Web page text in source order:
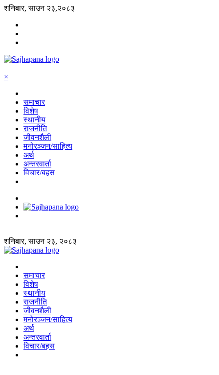
शनिबार, साउन २३,२०८३
×
समाचार
विशेष
स्थानीय
राजनीति
जीवनशैली
मनोरञ्जन/साहित्य
अर्थ
अन्तरवार्ता
विचार/बहस
शनिबार, साउन २३, २०८३
समाचार
विशेष
स्थानीय
राजनीति
जीवनशैली
मनोरञ्जन/साहित्य
अर्थ
अन्तरवार्ता
विचार/बहस